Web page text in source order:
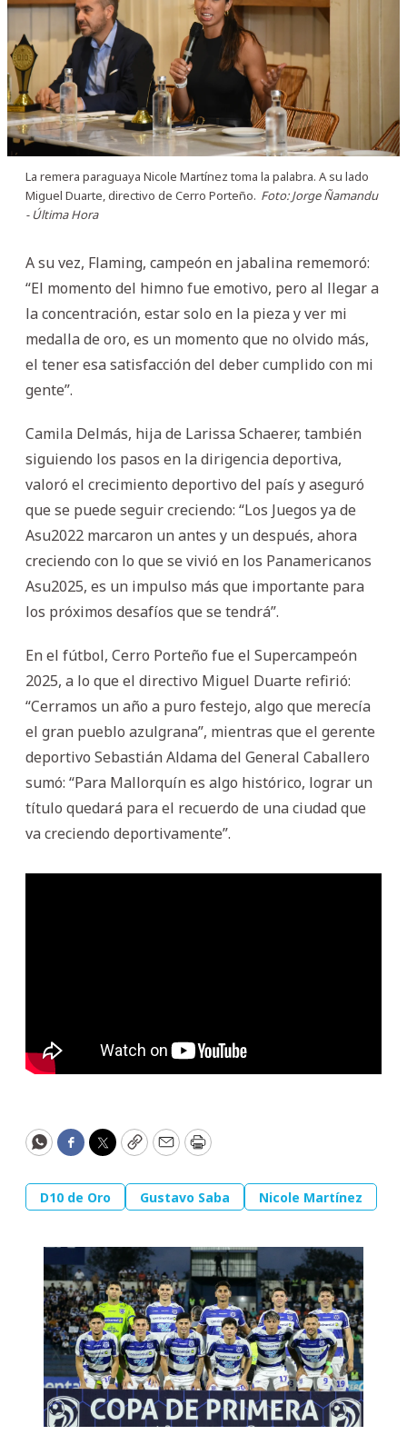
La remera paraguaya Nicole Martínez toma la palabra. A su lado
Miguel Duarte, directivo de Cerro Porteño. Foto: Jorge Ñamandu
- Última Hora
A su vez, Flaming, campeón en jabalina rememoró:
“El momento del himno fue emotivo, pero al llegar a
la concentración, estar solo en la pieza y ver mi
medalla de oro, es un momento que no olvido más,
el tener esa satisfacción del deber cumplido con mi
gente”.
Camila Delmás, hija de Larissa Schaerer, también
siguiendo los pasos en la dirigencia deportiva,
valoró el crecimiento deportivo del país y aseguró
que se puede seguir creciendo: “Los Juegos ya de
Asu2022 marcaron un antes y un después, ahora
creciendo con lo que se vivió en los Panamericanos
Asu2025, es un impulso más que importante para
los próximos desafíos que se tendrá”.
En el fútbol, Cerro Porteño fue el Supercampeón
2025, a lo que el directivo Miguel Duarte refirió:
“Cerramos un año a puro festejo, algo que merecía
el gran pueblo azulgrana”, mientras que el gerente
deportivo Sebastián Aldama del General Caballero
sumó: “Para Mallorquín es algo histórico, lograr un
título quedará para el recuerdo de una ciudad que
va creciendo deportivamente”.
WhatsApp
Facebook
Twitter
CopyEmailPrint
D10 de Oro Gustavo Saba Nicole Martínez